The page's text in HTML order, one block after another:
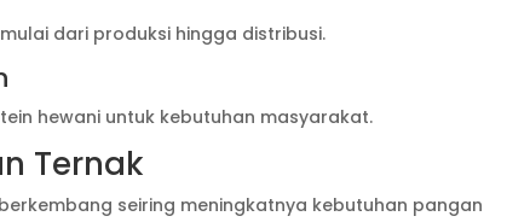
dari produksi hingga distribusi.
hewani untuk kebutuhan masyarakat.
Ternak
seiring meningkatnya kebutuhan pangan